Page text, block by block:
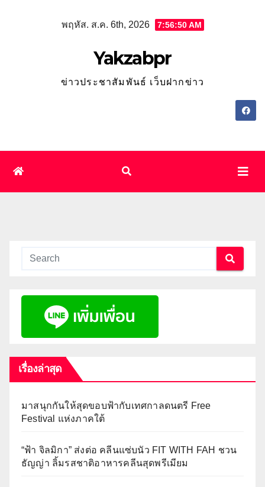
พฤหัส. ส.ค. 6th, 2026 7:56:50 AM
Yakzabpr
ข่าวประชาสัมพันธ์ เว็บฝากข่าว
เรื่องล่าสุด
มาสนุกกันให้สุดขอบฟ้ากับเทศกาลดนตรี Free
Festival แห่งภาคใต้
“ฟ้า จิลมิกา” ส่งต่อ คลีนแซ่บนัว FIT WITH FAH ชวน
ธัญญ่า ลิ้มรสชาติอาหารคลีนสุดพรีเมียม